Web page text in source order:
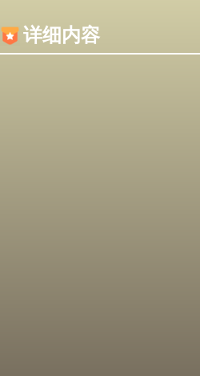
详细内容